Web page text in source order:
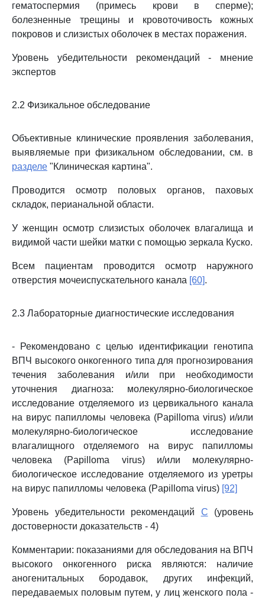
гематоспермия (примесь крови в сперме);
болезненные трещины и кровоточивость кожных
покровов и слизистых оболочек в местах поражения.
Уровень убедительности рекомендаций - мнение
экспертов
2.2 Физикальное обследование
Объективные клинические проявления заболевания,
выявляемые при физикальном обследовании, см. в
разделе "Клиническая картина".
Проводится осмотр половых органов, паховых
складок, перианальной области.
У женщин осмотр слизистых оболочек влагалища и
видимой части шейки матки с помощью зеркала Куско.
Всем пациентам проводится осмотр наружного
отверстия мочеиспускательного канала [60].
2.3 Лабораторные диагностические исследования
- Рекомендовано с целью идентификации генотипа
ВПЧ высокого онкогенного типа для прогнозирования
течения заболевания и/или при необходимости
уточнения диагноза: молекулярно-биологическое
исследование отделяемого из цервикального канала
на вирус папилломы человека (Papilloma virus) и/или
молекулярно-биологическое исследование
влагалищного отделяемого на вирус папилломы
человека (Papilloma virus) и/или молекулярно-
биологическое исследование отделяемого из уретры
на вирус папилломы человека (Papilloma virus) [92]
Уровень убедительности рекомендаций C (уровень
достоверности доказательств - 4)
Комментарии: показаниями для обследования на ВПЧ
высокого онкогенного риска являются: наличие
аногенитальных бородавок, других инфекций,
передаваемых половым путем, у лиц женского пола -